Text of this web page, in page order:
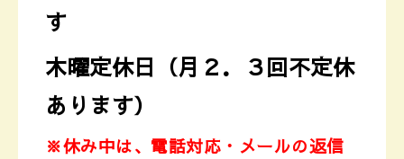
す
木曜定休日（月２．３回不定休
あります）
※休み中は、電話対応・メールの返信